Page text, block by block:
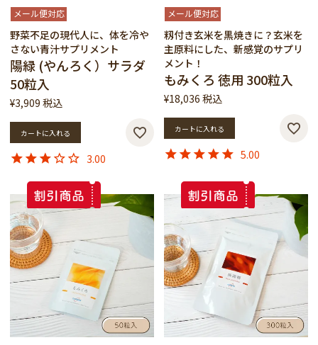
メール便対応
野菜不足の現代人に、体を冷や
さない青汁サプリメント
陽緑 (やんろく）サラダ
50粒入
¥3,909 税込
カートに入れる
3.00
メール便対応
籾付き玄米を黒焼きに？玄米を
主原料にした、新感覚のサプリ
メント！
もみくろ 徳用 300粒入
¥18,036 税込
カートに入れる
5.00